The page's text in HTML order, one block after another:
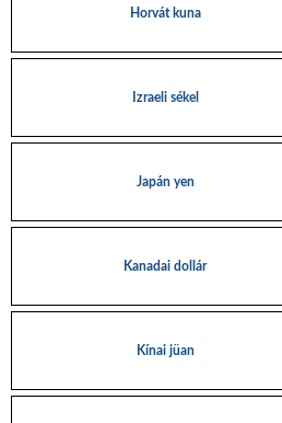
Horvát kuna
Izraeli sékel
Japán yen
Kanadai dollár
Kínai jüan